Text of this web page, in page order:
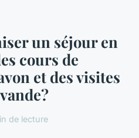
un séjour en
cours de
et des visites
de lecture